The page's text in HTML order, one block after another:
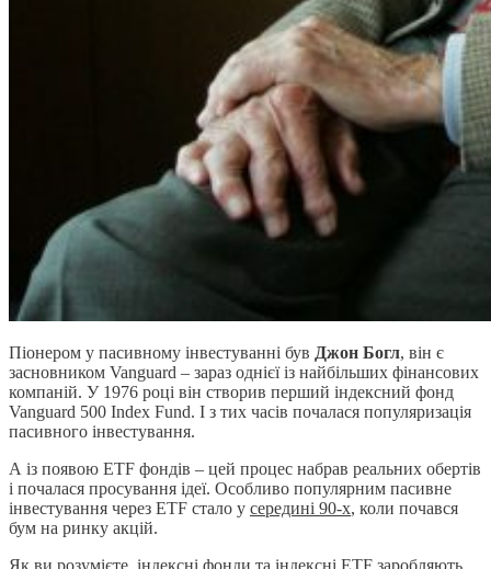
Піонером у пасивному інвестуванні був Джон Богл, він є
засновником Vanguard – зараз однієї із найбільших фінансових
компаній. У 1976 році він створив перший індексний фонд
Vanguard 500 Index Fund. І з тих часів почалася популяризація
пасивного інвестування.
А із появою ETF фондів – цей процес набрав реальних обертів
і почалася просування ідеї. Особливо популярним пасивне
інвестування через ETF стало у середині 90-х, коли почався
бум на ринку акцій.
Як ви розумієте, індексні фонди та індексні ETF заробляють